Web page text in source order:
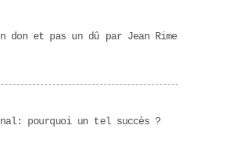
don et pas un dû par Jean Rime
pourquoi un tel succès ?